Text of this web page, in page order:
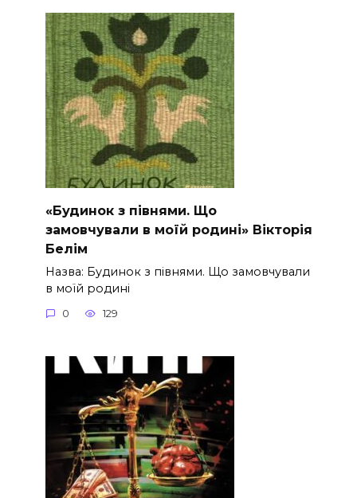
«Будинок з півнями. Що
замовчували в моїй родині» Вікторія
Белім
Назва: Будинок з півнями. Що замовчували
в моїй родині
0 129